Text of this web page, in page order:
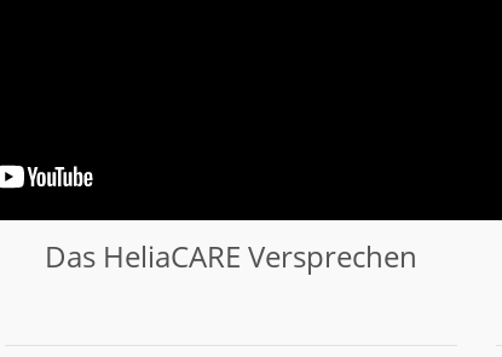
Das HeliaCARE Versprechen